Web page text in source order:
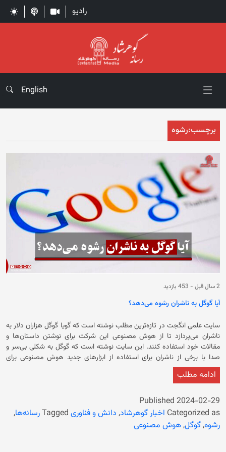
رادیو
English
برچسب:رشوه
2 سال قبل - 453 بازدید
آیا گوگل به ناشران رشوه می‌دهد؟
سایت علمی انگجت در تازه‌ترین مطلب نوشته است که گویا گوگل هزاران دلار به
ناشران می‌پردازد تا از هوش مصنوعی این شرکت برای نوشتن داستان‌ها و
مقالات خود استفاده کنند. این سایت نوشته است که گوگل به شکلی بی‌سر و
صدا با برخی از ناشران برای استفاده از ابزارهای جدید هوش مصنوعی برای
معاملات ده‌ها هزار دلار در سال ارزش دارند و ظاهراً بخشی از برنامه ابتکار
است که پروژه‌های سواد رسانه‌ای، ابزارهای راستی‌آزمایی و سایر منابع را برای
اتاق‌های خبر تأمین مالی می‌کند. حرکت به سمت ابزارهای انتشارات هوش
گزارشات، این برنامه در حال حاضر تعداد انگشت شماری از ناشران کوچک‌تر را
ادامه مطلب
Published 2024-02-29
Categorized as اخبار گوهرشاد, دانش و فناوری Taggedرسانه‌ها,
رشوه,گوگل,هوش مصنوعی